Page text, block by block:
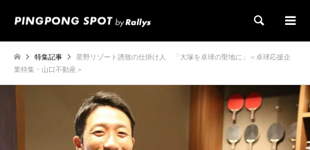
検索
特集記事
星野リゾート誘致の仕掛け人 「大塚を卓球の聖地に」＜卓球応援企
業特集・山口不動産＞